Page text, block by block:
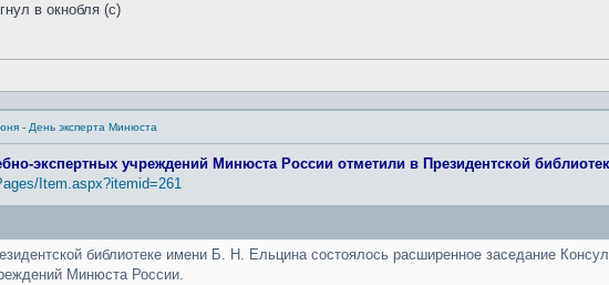
в окнобля (с)
- День эксперта Минюста
экспертных учреждений Минюста России отметили в Президентской
Item.aspx?itemid=261
библиотеке имени Б. Н. Ельцина состоялось расширенное заседание
Минюста России.